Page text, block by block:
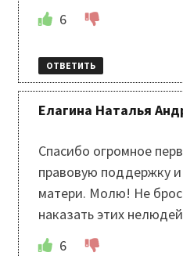
6
ОТВЕТИТЬ
Елагина Наталья
Спасибо огромное
правовую поддержку
матери. Молю! Не
наказать этих
6